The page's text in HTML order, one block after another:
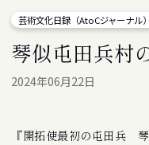
芸術文化日録（AtoCジャーナル）
琴似屯田兵村
2024年06月22日
『開拓使最初の屯田兵